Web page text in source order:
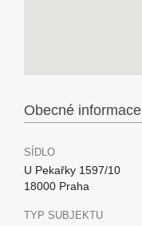
Obecné informace
SÍDLO
U Pekařky 1597/10
18000 Praha
TYP SUBJEKTU